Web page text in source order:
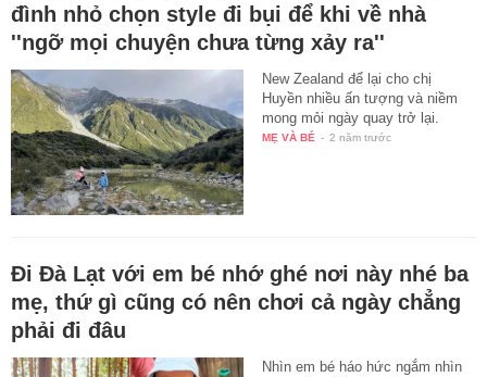
đình nhỏ chọn style đi bụi để khi về nhà
''ngỡ mọi chuyện chưa từng xảy ra''
New Zealand để lại cho chị
Huyền nhiều ấn tượng và niềm
mong mỏi ngày quay trở lại.
MẸ VÀ BÉ - 2 năm trước
Đi Đà Lạt với em bé nhớ ghé nơi này nhé ba
mẹ, thứ gì cũng có nên chơi cả ngày chẳng
phải đi đâu
Nhìn em bé háo hức ngắm nhìn